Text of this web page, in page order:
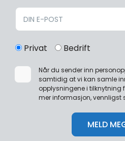
Privat Bedrift
Når du sender inn
samtidig at vi kan samle
opplysningene i tilknytning
mer informasjon, vennligst